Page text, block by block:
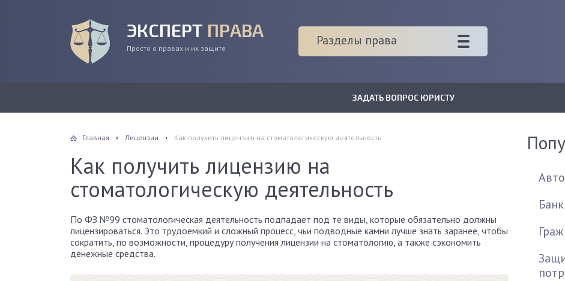
ЭКСПЕРТ ПРАВА
Просто о правах и их защите
Разделы права
ЗАДАТЬ ВОПРОС ЮРИСТУ
Главная Лицензии Как получить лицензию на стоматологическую деятельность
Как получить лицензию на
стоматологическую деятельность
По ФЗ №99 стоматологическая деятельность подпадает под те виды, которые обязательно должны
лицензироваться. Это трудоемкий и сложный процесс, чьи подводные камни лучше знать заранее, чтобы
сократить, по возможности, процедуру получения лицензии на стоматологию, а также сэкономить
денежные средства.